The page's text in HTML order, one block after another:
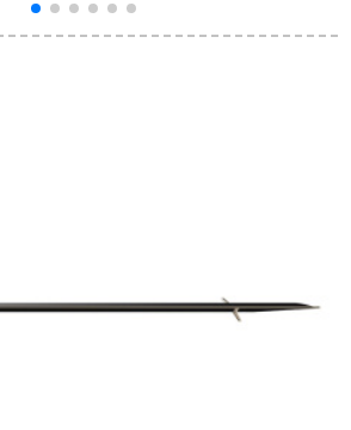
液晶テレビテレビ86
K/8953 T
ハーンゲーム人工知